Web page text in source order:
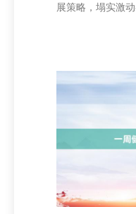
展策略，塌实激
研讨办法，科学
各部门用度进作
拨，提高资金使
保数据确凿、准
据。同期，加强